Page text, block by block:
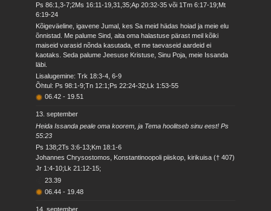
Ps 86:1,3-7;2Ms 16:11-19,31,35;Ap 20:32-35 või 1Tm 6:17-19;Mt
6:19-24
Kõigeväeline, igavene Jumal, kes Sa meid hädas hoiad ja meie elu
õnnistad. Me palume Sind, aita oma halastuse pärast meil kõiki
maiseid varasid nõnda kasutada, et me taevaseid aardeid ei
kaotaks. Seda palume Jeesuse Kristuse, Sinu Poja, meie Issanda
läbi.
Lisalugemine: Trk 18:3-4, 6-9
Õhtul: Ps 98:1-9;Tn 12:1;Ps 22:24-32;Lk 1:53-55
06.42 - 19.51
13. september
Heida Issanda peale oma koorem, ja Tema hoolitseb sinu eest! Ps
55:23
Ps 138;2Ts 3:6-13;Km 18:1-6
Johannes Chrysostomos, Konstantinoopoli piiskop, kirikuisa († 407)
Jr 1:4-10;Lk 21:12-15;
23.39
06.44 - 19.48
14. september